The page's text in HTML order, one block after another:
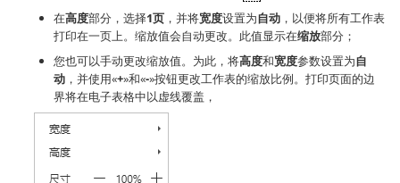
在高度部分，选择1页 ，并将宽度设置为自动 ，以便将所有工作表
打印在一页上。缩放值会自动更改。此值显示在缩放部分；
您也可以手动更改缩放值。为此，将高度和宽度参数设置为自
动 ，并使用«+»和«-»按钮更改工作表的缩放比例。打印页面的边
界将在电子表格中以虚线覆盖，